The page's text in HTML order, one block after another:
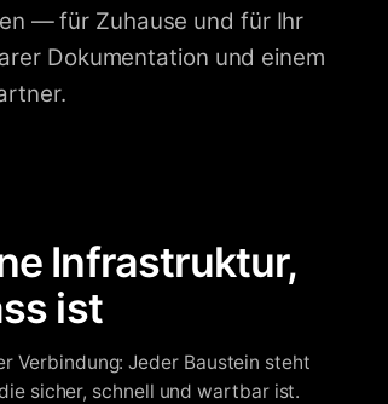
— für Zuhause und für Ihr
Dokumentation und einem
Infrastruktur,
ist
Verbindung: Jeder Baustein steht
sicher, schnell und wartbar ist.